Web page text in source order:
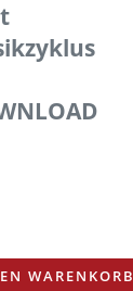
WARENKORB